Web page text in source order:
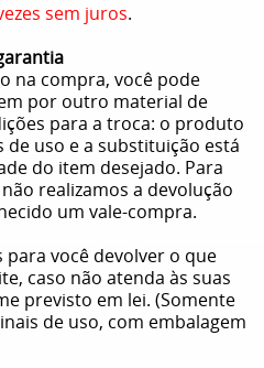
sem juros.
na compra, você pode
por outro material de
para a troca: o produto
de uso e a substituição está
do item desejado. Para
realizamos a devolução
um vale-compra.
você devolver o que
caso não atenda às suas
previsto em lei. (Somente
de uso, com embalagem